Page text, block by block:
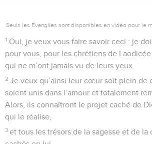
Seuls les Évangiles sont disponibles en vidéo pour le
1 Oui, je veux vous faire savoir ceci : je
pour vous, pour les chrétiens de
qui ne m’ont jamais vu de leurs yeux.
2 Je veux qu’ainsi leur cœur soit plein de
soient unis dans l’amour et totalement
Alors, ils connaîtront le projet caché de
qui le réalise,
3 et tous les trésors de la sagesse et de la